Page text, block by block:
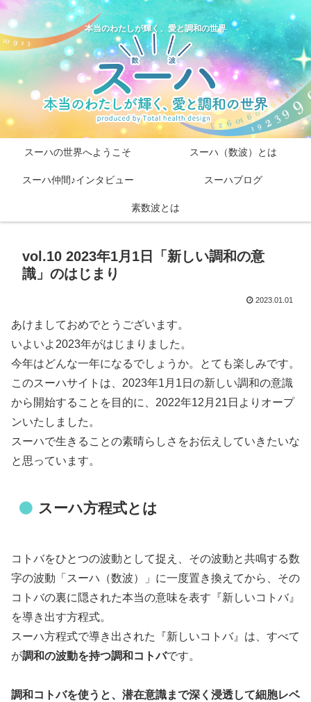
本当のわたしが輝く、愛と調和の世界
スーハの世界へようこそ スーハ（数波）とは
スーハ仲間♪インタビュー スーハブログ
素数波とは
vol.10 2023年1月1日「新しい調和の意
識」のはじまり
2023.01.01
あけましておめでとうございます。
いよいよ2023年がはじまりました。
今年はどんな一年になるでしょうか。とても楽しみです。
このスーハサイトは、2023年1月1日の新しい調和の意識
から開始することを目的に、2022年12月21日よりオープ
ンいたしました。
スーハで生きることの素晴らしさをお伝えしていきたいな
と思っています。
スーハ方程式とは
コトバをひとつの波動として捉え、その波動と共鳴する数
字の波動「スーハ（数波）」に一度置き換えてから、その
コトバの裏に隠された本当の意味を表す『新しいコトバ』
を導き出す方程式。
スーハ方程式で導き出された『新しいコトバ』は、すべて
が調和の波動を持つ調和コトバです。
調和コトバを使うと、潜在意識まで深く浸透して細胞レベ